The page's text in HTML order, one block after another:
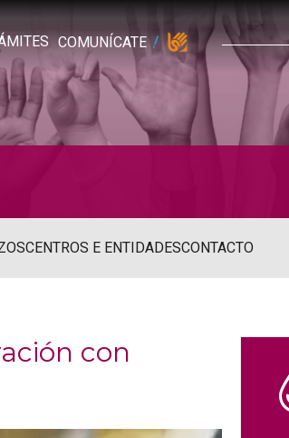
COMUNÍCATE
CENTROS E ENTIDADESCONTACTO
con